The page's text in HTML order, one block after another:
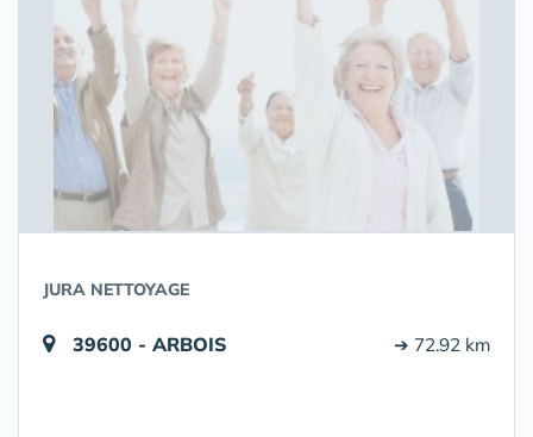
JURA NETTOYAGE
39600 - ARBOIS ➔ 72.92 km